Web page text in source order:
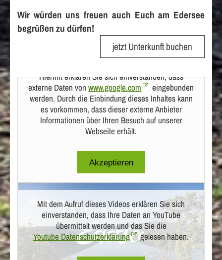
Wir würden uns freuen auch Euch am Edersee
begrüßen zu dürfen!
jetzt Unterkunft buchen
Hiermit erklären Sie sich einverstanden, dass
externe Daten vonwww.google.com
eingebunden
werden. Durch die Einbindung dieses Inhaltes kann
es vorkommen, dass dieser externe Anbieter
Informationen über Ihren Besuch auf unserer
Webseite erhält.
Mit dem Aufruf dieses Videos erklären Sie sich
einverstanden, dass Ihre Daten an YouTube
übermittelt werden und das Sie die
Youtube Datenschutzerklärung
gelesen haben.